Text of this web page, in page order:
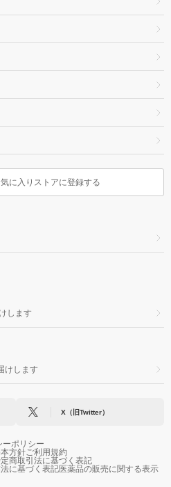
に入りストアに登録する
します
けします
X（旧Twitter）
ーポリシー
方針ご利用規約
商取引法に基づく表記
に基づく表記医薬品の販売に関する表示